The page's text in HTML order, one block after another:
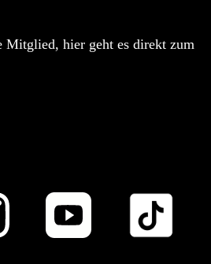
Mitglied, hier geht es direkt zum